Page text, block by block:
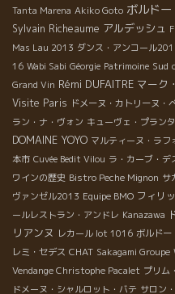
Tanta Marena Akiko Goto ボルドー
Sylvain Richeaume アルデッシュ
Mas Lau 2013 ダンス・アンコール
16 Wabi Sabi Géorgie Patrimoine Sud
Grand Vin Rémi DUFAITRE マーク
Visite Paris ドメーヌ・カトリーヌ・
ラン・ナ・ヴォン キューヴェ・プラン
DOMAINE YOYO マルティーヌ・ラフ
本市 Cuvée Bedit Vilou ラ・カーブ・デ
ワインの歴史 Bistro Peche Mignon サ
ヴァンゼル2013 Equipe BMO フィリ
ールレストラン・アンドレ Kanazawa
リアンヌ レカール lot 1016 ボルドー
レミ・セデス CHAT Sakagami Groupe
Vendange Christophe Pacalet プリム
ドメーヌ・シャルロット・バテ サロン